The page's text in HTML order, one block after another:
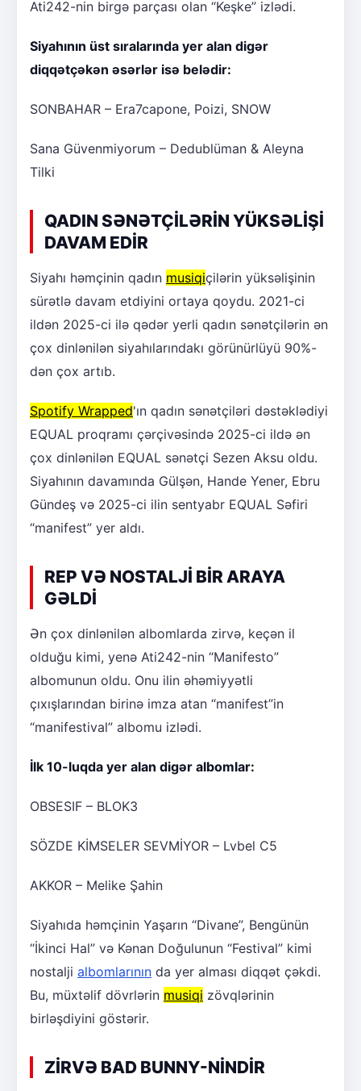
Ati242-nin birgə parçası olan “Keşke” izlədi.
Siyahının üst sıralarında yer alan digər
diqqətçəkən əsərlər isə belədir:
SONBAHAR – Era7capone, Poizi, SNOW
Sana Güvenmiyorum – Dedublüman & Aleyna
Tilki
QADIN SƏNƏTÇİLƏRİN YÜKSƏLİŞİ
DAVAM EDİR
Siyahı həmçinin qadın musiqiçilərin yüksəlişinin
sürətlə davam etdiyini ortaya qoydu. 2021-ci
ildən 2025-ci ilə qədər yerli qadın sənətçilərin ən
çox dinlənilən siyahılarındakı görünürlüyü 90%-
dən çox artıb.
Spotify Wrapped'ın qadın sənətçiləri dəstəklədiyi
EQUAL proqramı çərçivəsində 2025-ci ildə ən
çox dinlənilən EQUAL sənətçi Sezen Aksu oldu.
Siyahının davamında Gülşən, Hande Yener, Ebru
Gündeş və 2025-ci ilin sentyabr EQUAL Səfiri
“manifest” yer aldı.
REP VƏ NOSTALJİ BİR ARAYA
GƏLDİ
Ən çox dinlənilən albomlarda zirvə, keçən il
olduğu kimi, yenə Ati242-nin “Manifesto”
albomunun oldu. Onu ilin əhəmiyyətli
çıxışlarından birinə imza atan “manifest”in
“manifestival” albomu izlədi.
İlk 10-luqda yer alan digər albomlar:
OBSESIF – BLOK3
SÖZDE KİMSELER SEVMİYOR – Lvbel C5
AKKOR – Melike Şahin
Siyahıda həmçinin Yaşarın “Divane”, Bengünün
“İkinci Hal” və Kənan Doğulunun “Festival” kimi
nostalji albomlarının da yer alması diqqət çəkdi.
Bu, müxtəlif dövrlərin musiqi zövqlərinin
birləşdiyini göstərir.
ZİRVƏ BAD BUNNY-NİNDİR